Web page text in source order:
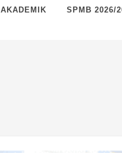
AKADEMIK SPMB 2026/